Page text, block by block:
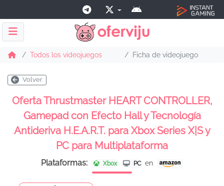
Todos los videojuegos Ficha de videojuego
Volver
Oferta Thrustmaster HEART CONTROLLER,
Gamepad con Efecto Hall y Tecnología
Antideriva H.E.A.R.T. para Xbox Series X|S y
PC para Multiplataforma
Plataformas: Xbox PC en